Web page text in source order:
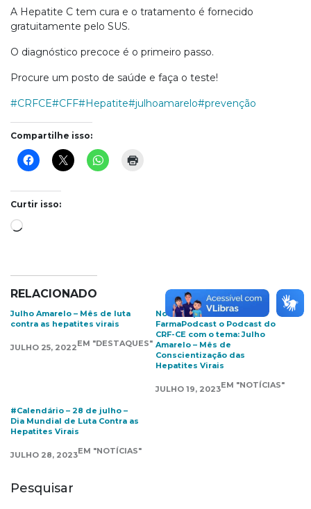
A Hepatite C tem cura e o tratamento é fornecido
gratuitamente pelo SUS.
O diagnóstico precoce é o primeiro passo.
Procure um posto de saúde e faça o teste!
#CRFCE#CFF#Hepatite#julhoamarelo#prevenção
Compartilhe isso:
Curtir isso:
Carregando...
RELACIONADO
Julho Amarelo – Mês de luta
contra as hepatites virais
JULHO 25, 2022EM "DESTAQUES"
No ar o Episódio 33 do
FarmaPodcast o Podcast do
CRF-CE com o tema: Julho
Amarelo – Mês de
Conscientização das
Hepatites Virais
JULHO 19, 2023EM "NOTÍCIAS"
#Calendário – 28 de julho –
Dia Mundial de Luta Contra as
Hepatites Virais
JULHO 28, 2023EM "NOTÍCIAS"
Pesquisar